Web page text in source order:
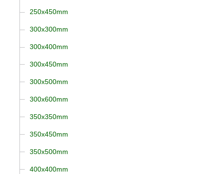
250x450mm
300x300mm
300x400mm
300x450mm
300x500mm
300x600mm
350x350mm
350x450mm
350x500mm
400x400mm